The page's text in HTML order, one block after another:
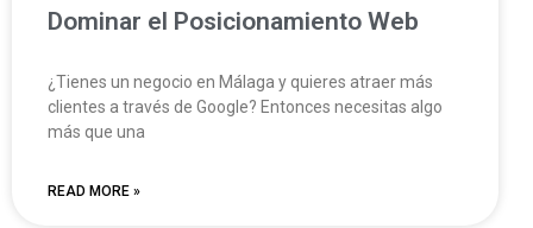
Dominar el Posicionamiento Web
¿Tienes un negocio en Málaga y quieres atraer más
clientes a través de Google? Entonces necesitas algo
más que una
READ MORE »